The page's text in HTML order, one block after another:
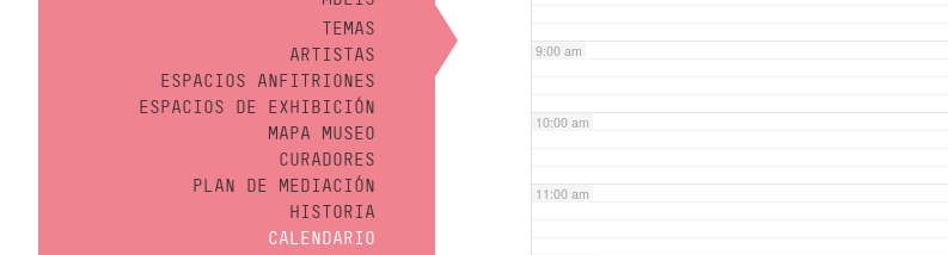
TEMAS
ARTISTAS
ESPACIOS ANFITRIONES
ESPACIOS DE EXHIBICIÓN
MAPA MUSEO
CURADORES
PLAN DE MEDIACIÓN
HISTORIA
CALENDARIO
9:00 am
10:00 am
11:00 am